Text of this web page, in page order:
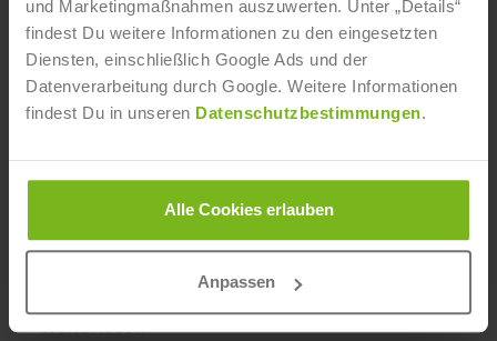
und Marketingmaßnahmen auszuwerten. Unter „Details“
findest Du weitere Informationen zu den eingesetzten
Diensten, einschließlich Google Ads und der
Datenverarbeitung durch Google. Weitere Informationen
findest Du in unseren Datenschutzbestimmungen.
Alle Cookies erlauben
Anpassen
Wissenschaftlich Zitieren - so geht es
richtig
dann an Qualität, wenn sie eine ausgewogene
Zitaten beziehungsweise Ausarbeitungen anderer
Autoren bereithalten.
Weiterlesen